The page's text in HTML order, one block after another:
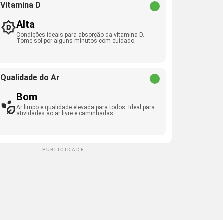
Vitamina D
Alta
Condições ideais para absorção da vitamina D.
Tome sol por alguns minutos com cuidado.
Qualidade do Ar
Bom
Ar limpo e qualidade elevada para todos. Ideal para
atividades ao ar livre e caminhadas.